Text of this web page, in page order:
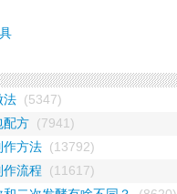
法 (5347)
配方 (7941)
作方法 (13792)
作流程
(11617)